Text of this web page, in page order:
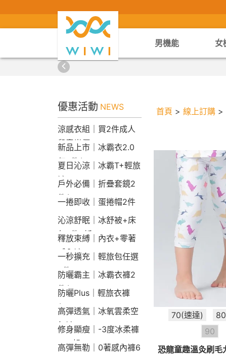
男機能 女
優惠活動 NEWS
涼感衣組｜買2件成人
兒童半價
新品上市｜冰霸衣2.0
任2件$2290
夏日沁涼｜冰霸T+輕旅
褲
戶外必備｜折疊套鏡2
件$1790
一捲即收｜蛋捲帽2件
1790
沁涼舒眠｜冰舒被+床
包2件9折
釋放束縛｜內衣+零著
感內褲
一秒擴充｜輕旅包任選
2件2190
防曬霸主｜冰霸衣褲2
件$1790
防曬Plus｜輕旅衣褲
$2190
高彈透氣｜冰氧雲柔空
氣褲
修身顯瘦｜-3度冰柔褲
790起
高彈無勒｜0著感內褲6
首頁 > 線上訂購 >
70(速達)
90
恐龍童趣溫灸刷毛